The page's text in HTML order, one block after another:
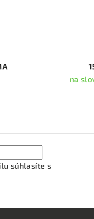
na
súhlasíte s